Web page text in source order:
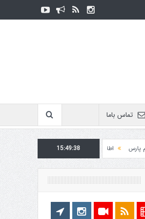
تماس باما
اطلاعیه روابط عمومی در مورد برگزاری مسابقات
15:49:38